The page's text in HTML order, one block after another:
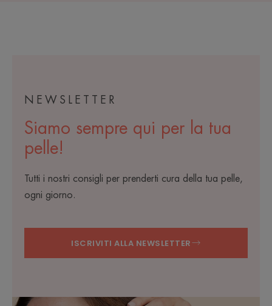
NEWSLETTER
Siamo sempre qui per la tua
pelle!
Tutti i nostri consigli per prenderti cura della tua pelle,
ogni giorno.
ISCRIVITI ALLA NEWSLETTER